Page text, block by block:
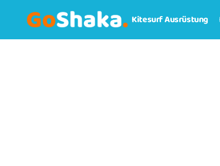
Kitesurf Ausrüstung